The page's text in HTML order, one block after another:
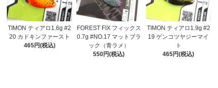
TIMON ティアロ1.6g #2
20 カドキンファースト
465円(税込)
FOREST FIX フィックス
0.7g #NO.17 マットブラ
ック（青ラメ）
550円(税込)
TIMON ティアロ1.9g #2
19 ゲンコツヤジーマイ
ト
465円(税込)